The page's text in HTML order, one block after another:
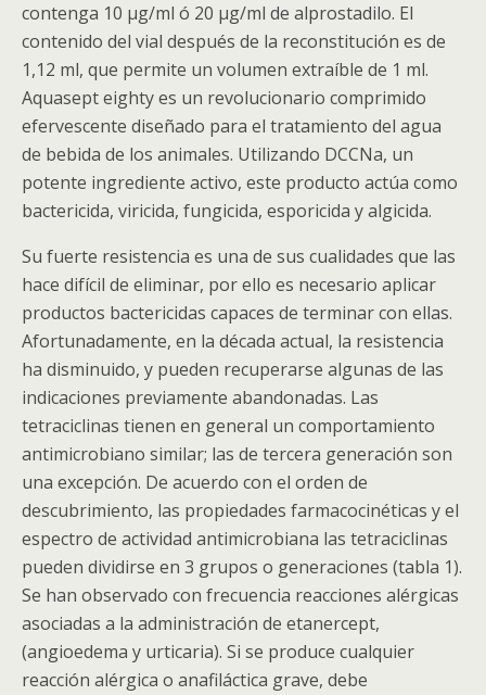
contenga 10 µg/ml ó 20 µg/ml de alprostadilo. El
contenido del vial después de la reconstitución es de
1,12 ml, que permite un volumen extraíble de 1 ml.
Aquasept eighty es un revolucionario comprimido
efervescente diseñado para el tratamiento del agua
de bebida de los animales. Utilizando DCCNa, un
potente ingrediente activo, este producto actúa como
bactericida, viricida, fungicida, esporicida y algicida.
Su fuerte resistencia es una de sus cualidades que las
hace difícil de eliminar, por ello es necesario aplicar
productos bactericidas capaces de terminar con ellas.
Afortunadamente, en la década actual, la resistencia
ha disminuido, y pueden recuperarse algunas de las
indicaciones previamente abandonadas. Las
tetraciclinas tienen en general un comportamiento
antimicrobiano similar; las de tercera generación son
una excepción. De acuerdo con el orden de
descubrimiento, las propiedades farmacocinéticas y el
espectro de actividad antimicrobiana las tetraciclinas
pueden dividirse en 3 grupos o generaciones (tabla 1).
Se han observado con frecuencia reacciones alérgicas
asociadas a la administración de etanercept,
(angioedema y urticaria). Si se produce cualquier
reacción alérgica o anafiláctica grave, debe